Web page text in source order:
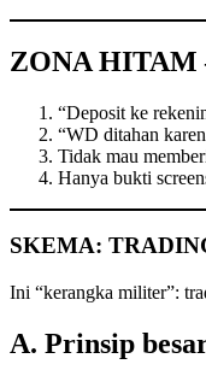
ZONA HITAM
“Deposit ke
“WD ditahan
Tidak mau
Hanya bukti
SKEMA:
Ini “kerangka militer”:
A. Prinsip